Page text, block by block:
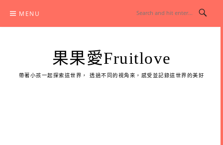
content
MENU
果果愛Fruitlove
帶著小孩一起探索這世界， 透過不同的視角來，感受並記錄這世界的美好